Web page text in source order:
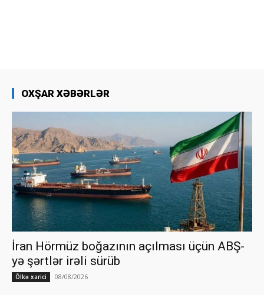
OXŞAR XƏBƏRLƏR
İran Hörmüz boğazının açılması üçün ABŞ-
yə şərtlər irəli sürüb
Ölkə xarici 08/08/2026